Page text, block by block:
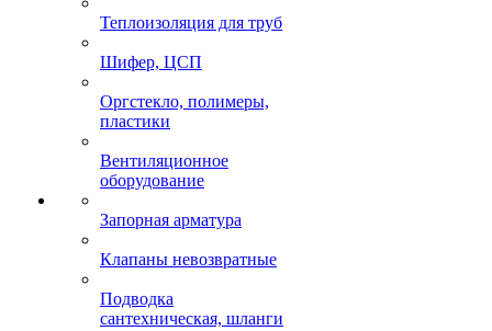
Теплоизоляция для труб
Шифер, ЦСП
Оргстекло, полимеры,
пластики
Вентиляционное
оборудование
Запорная арматура
Клапаны невозвратные
Подводка
сантехническая, шланги